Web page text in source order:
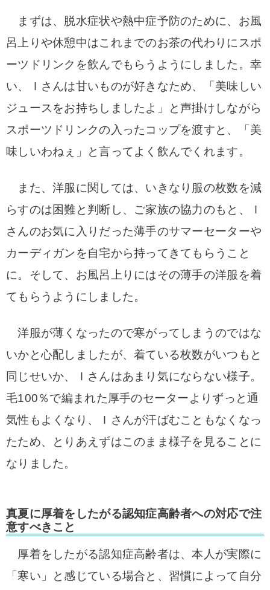
まずは、脱水症状や熱中症予防のために、お風
呂上りや休憩中はこれまでのお茶の代わりにスポ
ーツドリンクを飲んでもらうようにしました。 幸
い、Ｉさんは甘いものが好きなため、「美味しい
ジュースをお持ちしましたよ」と声掛けしながら
スポーツドリンクの入ったコップを渡すと、「美
味しいわねぇ」と言ってよく飲んでくれます。
また、洋服に関しては、いきなり服の枚数を減
らすのは困難と判断し、ご家族の協力のもと、Ｉ
さんのお気に入りだった薄手のサマーセーターや
カーディガンを自宅から持ってきてもらうこと
に。 そして、お風呂上りにはその薄手の洋服を着
てもらうようにしました。
洋服が薄くなったので寒がってしまうのではな
いかと心配しましたが、着ている枚数がいつもと
同じせいか、Ｉさんはあまり気にならない様子。
毛100％で編まれた厚手のセーターよりずっと通
気性もよくなり、Ｉさんが汗ばむこともなくなっ
たため、とりあえずはこのまま様子を見ることに
なりました。
真夏に厚着をしたがる認知症高齢者への対応で注
意すべきこと
厚着をしたがる認知症高齢者は、本人が実際に
「寒い」と感じている場合と、習慣によって自分